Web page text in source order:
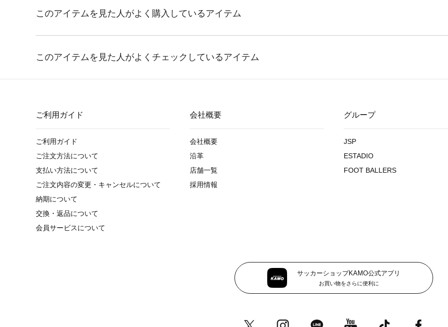
ご利用ガイド
ご利用ガイド
ご注文方法について
支払い方法について
ご注文内容の変更・キャンセルについて
納期について
交換・返品について
会員サービスについて
会社概要
会社概要
沿革
店舗一覧
採用情報
グループ
JSP
ESTADIO
FOOT BALLERS
サッカーショップKAMO公式アプリ
お買い物をさらに便利に